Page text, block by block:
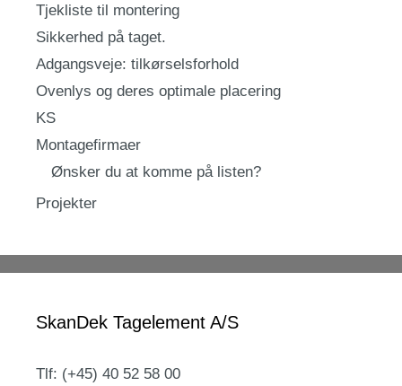
Tjekliste til montering
Sikkerhed på taget.
Adgangsveje: tilkørselsforhold
Ovenlys og deres optimale placering
KS
Montagefirmaer
Ønsker du at komme på listen?
Projekter
SkanDek Tagelement A/S
Tlf: (+45) 40 52 58 00